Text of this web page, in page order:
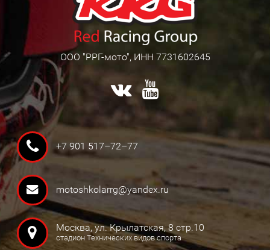
ООО "РРГ-мото", ИНН 7731602645
+7 901 517–72–77
motoshkolarrg@yandex.ru
Москва, ул. Крылатская, 8 стр.10
стадион Технических видов спорта